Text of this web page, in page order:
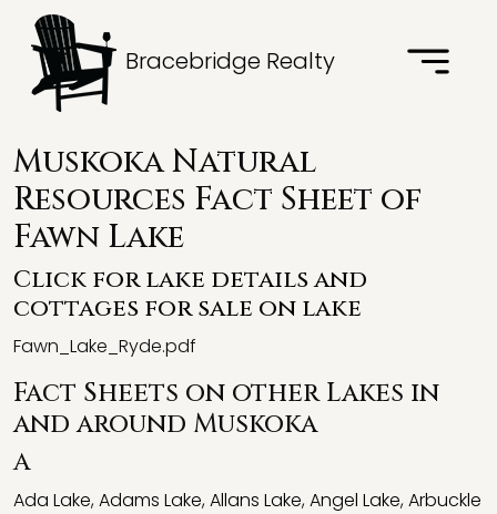
Bracebridge Realty
Muskoka Natural
Resources Fact Sheet of
Fawn Lake
Click for lake details and
cottages for sale on lake
Fawn_Lake_Ryde.pdf
Fact Sheets on other Lakes in
and around Muskoka
A
Ada Lake,Adams Lake,Allans Lake,Angel Lake,Arbuckle